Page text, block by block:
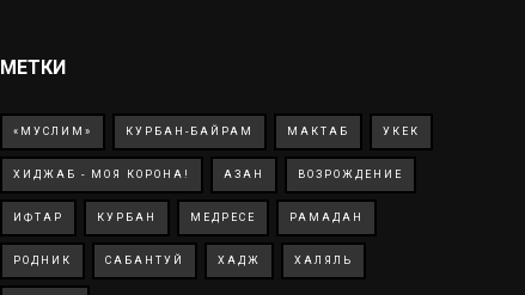
МЕТКИ
«МУСЛИМ» КУРБАН-БАЙРАМ МАКТАБ УКЕК
ХИДЖАБ - МОЯ КОРОНА! АЗАН ВОЗРОЖДЕНИЕ
ИФТАР КУРБАН МЕДРЕСЕ РАМАДАН
РОДНИК САБАНТУЙ ХАДЖ ХАЛЯЛЬ